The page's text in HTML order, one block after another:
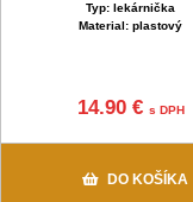
Typ: lekárnička
Material: plastový
14.90 € s DPH
DO KOŠÍKA